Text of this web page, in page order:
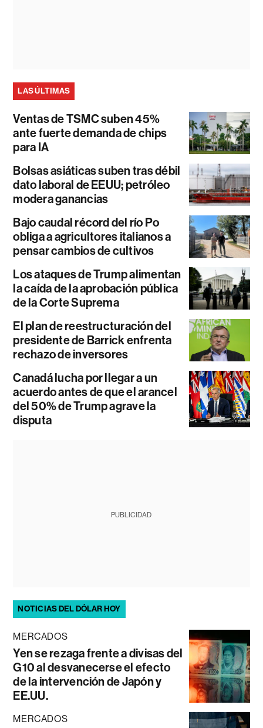
LAS ÚLTIMAS
Ventas de TSMC suben 45%
ante fuerte demanda de chips
para IA
Bolsas asiáticas suben tras débil
dato laboral de EEUU; petróleo
modera ganancias
Bajo caudal récord del río Po
obliga a agricultores italianos a
pensar cambios de cultivos
Los ataques de Trump alimentan
la caída de la aprobación pública
de la Corte Suprema
El plan de reestructuración del
presidente de Barrick enfrenta
rechazo de inversores
Canadá lucha por llegar a un
acuerdo antes de que el arancel
del 50% de Trump agrave la
disputa
PUBLICIDAD
NOTICIAS DEL DÓLAR HOY
MERCADOS
Yen se rezaga frente a divisas del
G10 al desvanecerse el efecto
de la intervención de Japón y
EE.UU.
MERCADOS